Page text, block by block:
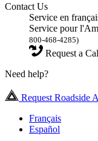
Contact Us
Service en
Service pour
800-468-4285)
Request a
Need help?
Request Roadside
Français
Español